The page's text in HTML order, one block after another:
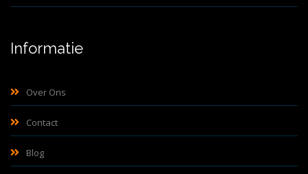
Informatie
Over Ons
Contact
Blog